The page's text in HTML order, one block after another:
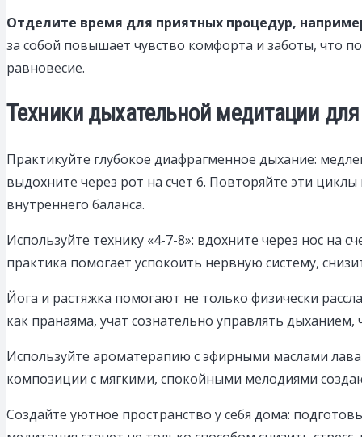
Отделите время для приятных процедур,
за собой повышает чувство комфорта и заботы, что
равновесие.
Техники дыхательной медитации
Практикуйте глубокое диафрагменное дыхание:
выдохните через рот на счет 6. Повторяйте эти
внутреннего баланса.
Используйте технику «4-7-8»: вдохните через нос на
практика помогает успокоить нервную систему,
Йога и растяжка помогают не только физически
как пранаяма, учат сознательно управлять
Используйте ароматерапию с эфирными маслами
композиции с мягкими, спокойными мелодиями
Создайте уютное пространство у себя дома: